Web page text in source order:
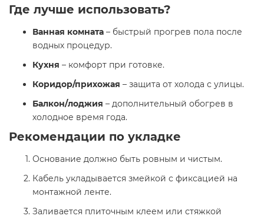
Где лучше использовать?
Ванная комната – быстрый прогрев пола после
водных процедур.
Кухня – комфорт при готовке.
Коридор/прихожая – защита от холода с улицы.
Балкон/лоджия – дополнительный обогрев в
холодное время года.
Рекомендации по укладке
Основание должно быть ровным и чистым.
Кабель укладывается змейкой с фиксацией на
монтажной ленте.
Заливается плиточным клеем или стяжкой